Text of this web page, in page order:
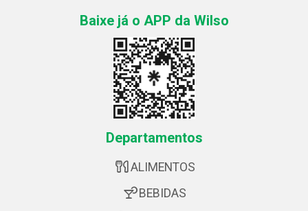
Baixe já o APP da Wilso
Departamentos
ALIMENTOS
BEBIDAS